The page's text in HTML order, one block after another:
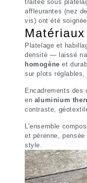
traitée sous
affleurantes (nez
vis) ont été
Platelage et
densité — laissé
homogène et
sur plots réglables,
Encadrements des
en aluminium
contraste,
L’ensemble
et pérenne,
style.